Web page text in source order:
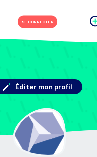
SE CONNECTER
Éditer mon profil